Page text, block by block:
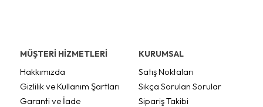
MÜŞTERİ HİZMETLERİ
Hakkımızda
Gizlilik ve Kullanım Şartları
Garanti ve İade
KURUMSAL
Satış Noktaları
Sıkça Sorulan Sorular
Sipariş Takibi